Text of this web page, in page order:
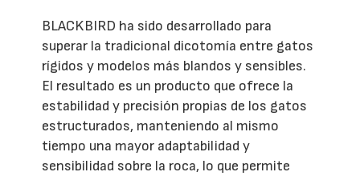
BLACKBIRD ha sido desarrollado para
superar la tradicional dicotomía entre gatos
rígidos y modelos más blandos y sensibles.
El resultado es un producto que ofrece la
estabilidad y precisión propias de los gatos
estructurados, manteniendo al mismo
tiempo una mayor adaptabilidad y
sensibilidad sobre la roca, lo que permite